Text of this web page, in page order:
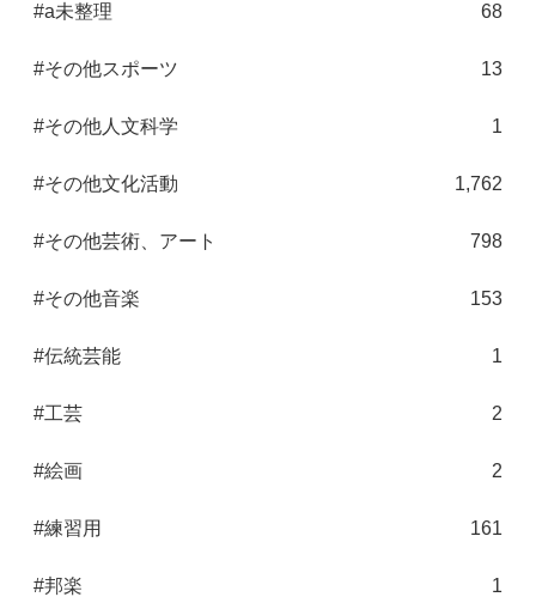
#a未整理 68
#その他スポーツ 13
#その他人文科学 1
#その他文化活動 1,762
#その他芸術、アート 798
#その他音楽 153
#伝統芸能 1
#工芸 2
#絵画 2
#練習用 161
#邦楽 1